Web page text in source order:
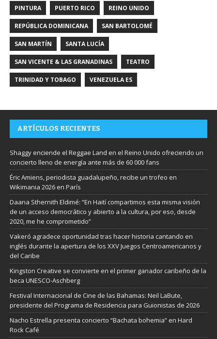
PINTURA PUERTO RICO REINO UNIDO
REPÚBLICA DOMINICANA SAN BARTOLOMÉ
SAN MARTÍN SANTA LUCÍA
SAN VICENTE & LAS GRANADINAS TEATRO
TRINIDAD Y TOBAGO VENEZUELA ES
ARTÍCULOS RECIENTES
Shaggy enciende el Reggae Land en el Reino Unido ofreciendo un
concierto lleno de energía ante más de 60 000 fans
Éric Amiens, periodista guadalupeño, recibe un trofeo en
Wikimania 2026 en París
Daana Sthernith Eldimé: “En Haití compartimos esta misma visión
de un acceso democrático y abierto a la cultura, por eso, desde
2020, me he comprometido”
Vakeró agradece oportunidad tras hacer historia cantando en
inglés durante la apertura de los XXV Juegos Centroamericanos y
del Caribe
Kingston Creative se convierte en el primer ganador caribeño de la
beca UNESCO-Aschberg
Festival Internacional de Cine de las Bahamas: Neil LaBute,
presidente del Programa de Residencia para Guionistas de 2026
Nacho Estrella presenta concierto “Bachata bohemia” en Hard
Rock Café